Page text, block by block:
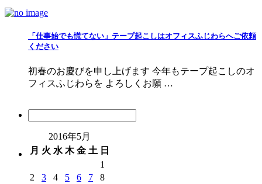
「仕事始でも慌てない」テープ起こしはオフィスふじわらへご依頼
ください
初春のお慶びを申し上げます 今年もテープ起こしのオ
フィスふじわらを よろしくお願 …
2016年5月
月 火 水 木 金 土 日
1
2
3 4 5 6 7
8